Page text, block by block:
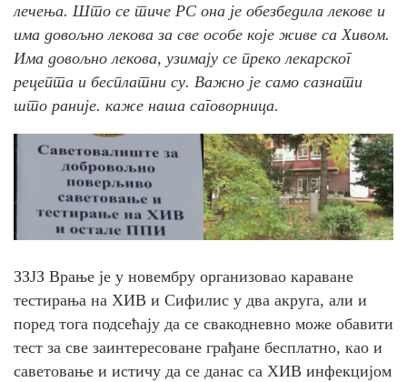
лечења. Што се тиче РС она је обезбедила лекове и
има довољно лекова за све особе које живе са Хивом.
Има довољно лекова, узимају се преко лекарског
рецепта и бесплатни су. Важно је само сазнати
што раније. каже наша саговорница.
ЗЗЈЗ Врање је у новембру организовао караване
тестирања на ХИВ и Сифилис у два акруга, али и
поред тога подсећају да се свакодневно може обавити
тест за све заинтересоване грађане бесплатно, као и
саветовање и истичу да се данас са ХИВ инфекцијом